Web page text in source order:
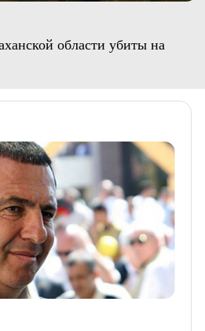
области убиты на